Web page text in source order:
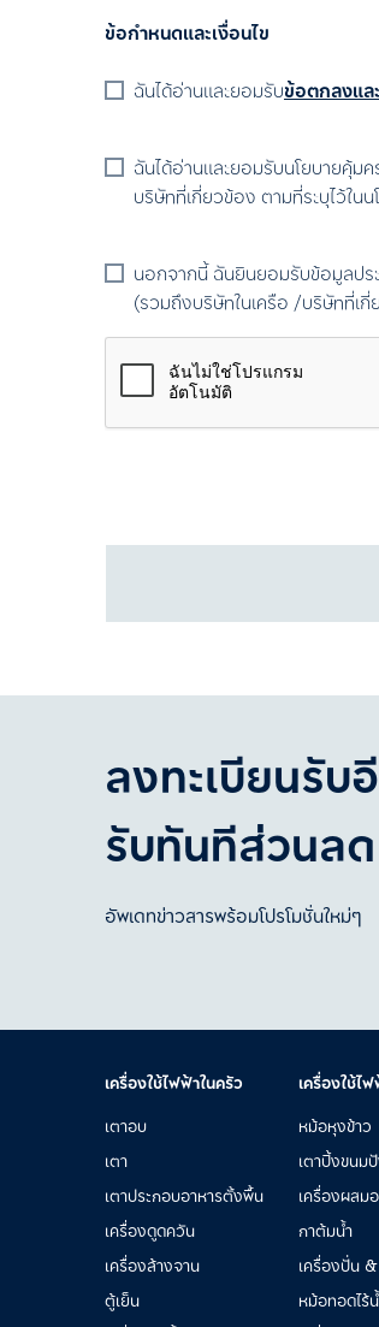
ข้อกำหนดและเงื่อนไข
ฉันได้อ่านและยอมรับข้อตกลงแล
ฉันได้อ่านและยอมรับนโยบายคุ้ม
บริษัทที่เกี่ยวข้อง ตามที่ระบุไว้ใน
นอกจากนี้ ฉันยินยอมรับข้อมูลปร
(รวมถึงบริษัทในเครือ /บริษัทที่เ
ลงทะเบียนรับ
รับทันทีส่วนล
อัพเดทข่าวสารพร้อมโปรโมชั่นใหม่ๆ
เครื่องใช้ไฟฟ้าในครัว
เตาอบ
เตา
เตาประกอบอาหารตั้งพื้น
เครื่องดูดควัน
เครื่องล้างจาน
ตู้เย็น
เครื่องใช้ไ
หม้อหุงข้าว
เตาปิ้งขนม
เครื่องผสม
กาต้มน้ำ
เครื่องปั่น
หม้อทอดไร้